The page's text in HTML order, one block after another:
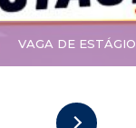
VAGA DE ESTÁGIO